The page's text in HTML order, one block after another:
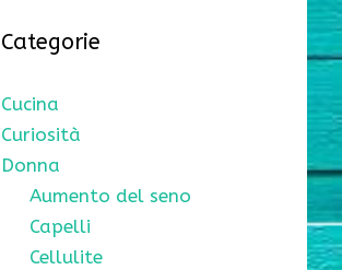
Categorie
Cucina
Curiosità
Donna
Aumento del seno
Capelli
Cellulite